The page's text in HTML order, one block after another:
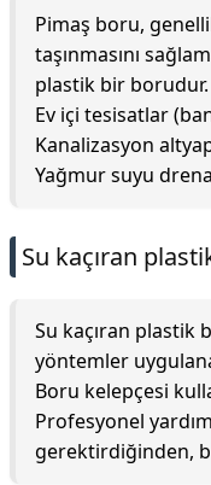
Pimaş boru,
taşınmasını
plastik bir borudur.
Ev içi tesisatlar
Kanalizasyon
Yağmur suyu
Su kaçıran
Su kaçıran plastik
yöntemler
Boru kelepçesi
Profesyonel
gerektirdiğinden,